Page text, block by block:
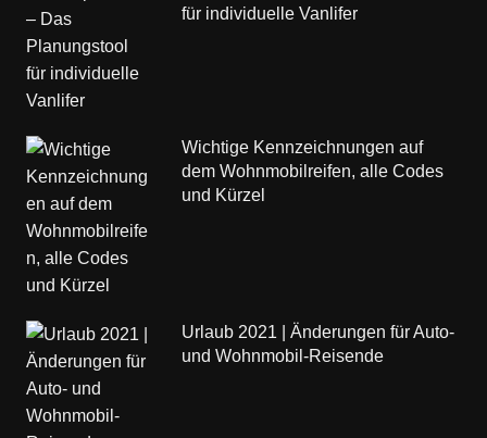
für individuelle Vanlifer
Wichtige Kennzeichnungen auf
dem Wohnmobilreifen, alle Codes
und Kürzel
Urlaub 2021 | Änderungen für Auto-
und Wohnmobil-Reisende